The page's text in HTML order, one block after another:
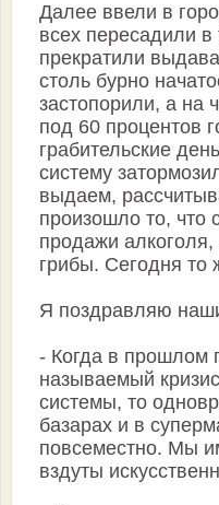
Далее ввели в
всех пересадили
прекратили
столь бурно
застопорили, а на
под 60 процентов
грабительские
систему
выдаем,
произошло то, что
продажи алкоголя,
грибы. Сегодня то
Я поздравляю
- Когда в прошлом
называемый
системы, то
базарах и в
повсеместно. Мы
вздуты